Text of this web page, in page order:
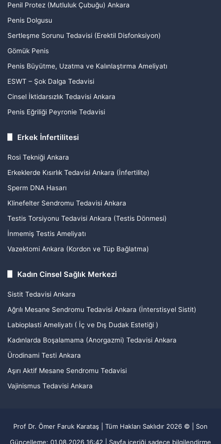
Penil Protez (Mutluluk Çubuğu) Ankara
Penis Dolgusu
Sertleşme Sorunu Tedavisi (Erektil Disfonksiyon)
Gömük Penis
Penis Büyütme, Uzatma ve Kalınlaştırma Ameliyatı
ESWT – Şok Dalga Tedavisi
Cinsel İktidarsızlık Tedavisi Ankara
Penis Eğriliği Peyronie Tedavisi
Erkek İnfertilitesi
Rosi Tekniği Ankara
Erkeklerde Kısırlık Tedavisi Ankara (İnfertilite)
Sperm DNA Hasarı
Klinefelter Sendromu Tedavisi Ankara
Testis Torsiyonu Tedavisi Ankara (Testis Dönmesi)
İnmemiş Testis Ameliyatı
Vazektomi Ankara (Kordon ve Tüp Bağlatma)
Kadın Cinsel Sağlık Merkezi
Sistit Tedavisi Ankara
Ağrılı Mesane Sendromu Tedavisi Ankara (İnterstisyel Sistit)
Labioplasti Ameliyatı ( İç ve Dış Dudak Estetiği )
Kadınlarda Boşalamama (Anorgazmi) Tedavisi Ankara
Ürodinami Testi Ankara
Aşırı Aktif Mesane Sendromu Tedavisi
Vajinismus Tedavisi Ankara
Prof Dr. Ömer Faruk Karataş | Tüm Hakları Saklıdır 2026 © | Son
Güncelleme: 01.08.2026 16:42 | Sayfa içeriği sadece bilgilendirme